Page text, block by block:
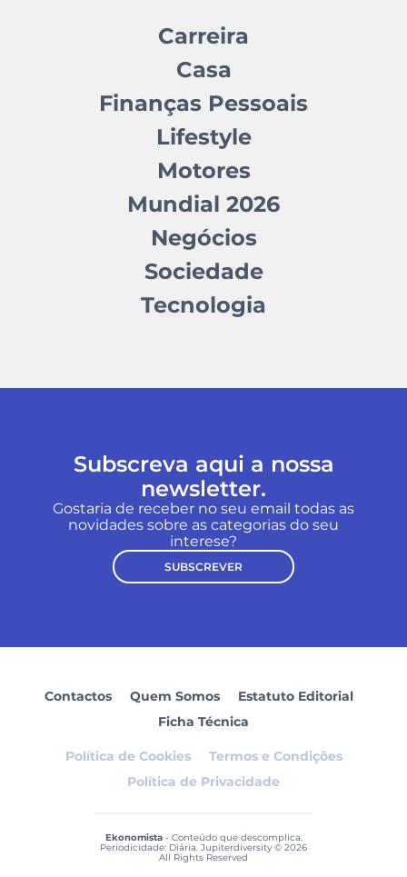
Carreira
Casa
Finanças Pessoais
Lifestyle
Motores
Mundial 2026
Negócios
Sociedade
Tecnologia
Subscreva aqui a nossa
newsletter.
Gostaria de receber no seu email todas as
novidades sobre as categorias do seu
interese?
SUBSCREVER
Contactos Quem Somos
Estatuto Editorial
Ficha Técnica
Política de Cookies
Termos e Condições
Política de Privacidade
Ekonomista- Conteúdo que descomplica.
Periodicidade: Diária. Jupiterdiversity © 2026
All Rights Reserved